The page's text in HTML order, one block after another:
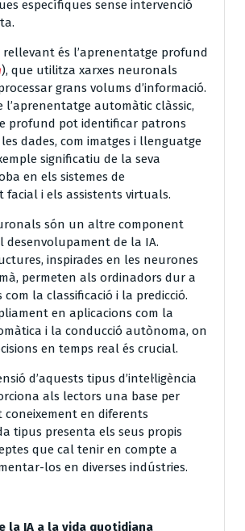
específiques sense intervenció
és l’aprenentatge profund
), que utilitza xarxes neuronals
grans volums d’informació.
l’aprenentatge automàtic clàssic,
profund pot identificar patrons
dades, com imatges i llenguatge
significatiu de la seva
en els sistemes de
facial i els assistents virtuals.
són un altre component
desenvolupament de la IA.
inspirades en les neurones
permeten als ordinadors dur a
la classificació i la predicció.
en aplicacions com la
i la conducció autònoma, on
en temps real és crucial.
d’aquests tipus d’intel·ligència
als lectors una base per
coneixement en diferents
tipus presenta els seus propis
que cal tenir en compte a
los en diverses indústries.
la IA a la vida quotidiana